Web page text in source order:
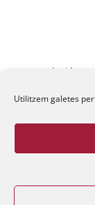
Utilitzem galetes
Fundació La